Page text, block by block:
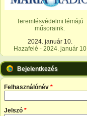
Teremtésvédelmi témájú
műsoraink.
2024. január 10.
Hazafelé - 2024. január 10
Bejelentkezés
Felhasználónév *
Jelszó *